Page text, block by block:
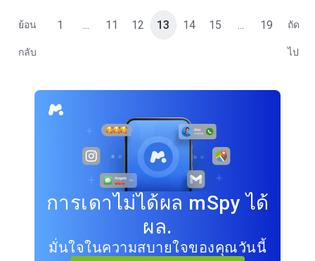
ย้อน
กลับ
1 ... 11 12 13 14 15 ... 19 ถัด
ไป
การเดาไม่ได้ผล mSpy ได้
ผล.
มั่นใจในความสบายใจของคุณวันนี้